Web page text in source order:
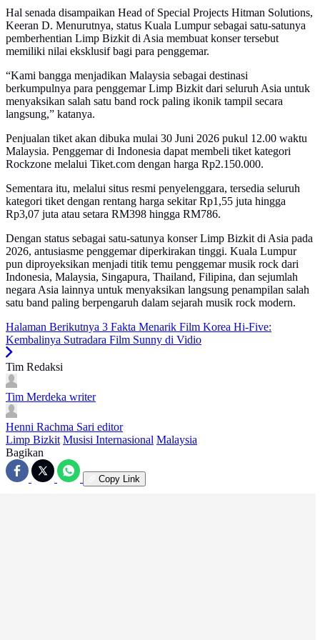
Hal senada disampaikan Head of Special Projects Hitman Solutions,
Keeran D. Menurutnya, status Kuala Lumpur sebagai satu-satunya
pemberhentian Limp Bizkit di Asia membuat konser tersebut
memiliki nilai eksklusif bagi para penggemar.
“Kami bangga menjadikan Malaysia sebagai destinasi
berkumpulnya para penggemar Limp Bizkit dari seluruh Asia untuk
menyaksikan salah satu band rock paling ikonik tampil secara
langsung,” katanya.
Penjualan tiket akan dibuka mulai 30 Juni 2026 pukul 12.00 waktu
Malaysia. Penggemar di Indonesia dapat membeli tiket kategori
Rockzone melalui Tiket.com dengan harga Rp2.150.000.
Sementara itu, melalui situs resmi penyelenggara, tersedia seluruh
kategori tiket dengan rentang harga sekitar Rp1,55 juta hingga
Rp3,07 juta atau setara RM398 hingga RM786.
Dengan status sebagai satu-satunya konser Limp Bizkit di Asia pada
2026, antusiasme penggemar diperkirakan tinggi. Kuala Lumpur
pun diproyeksikan menjadi titik temu penggemar musik rock dari
Indonesia, Malaysia, Singapura, Thailand, Filipina, dan sejumlah
negara Asia lainnya untuk menyaksikan langsung penampilan salah
satu band paling berpengaruh dalam sejarah musik rock modern.
Halaman Berikutnya 3 Fakta Menarik Film Korea Hi-Five:
Kembalinya Sutradara Film Sunny di Vidio
Tim Redaksi
Tim Merdeka writer
Henni Rachma Sari editor
Limp Bizkit Musisi Internasional Malaysia
Bagikan
Copy Link